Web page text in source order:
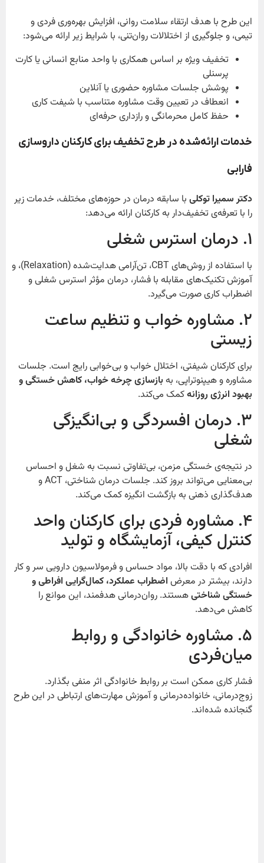
این طرح با هدف ارتقاء سلامت روانی، افزایش بهره‌وری فردی و
تیمی، و جلوگیری از اختلالات روان‌تنی، با شرایط زیر ارائه می‌شود:
تخفیف ویژه بر اساس همکاری با واحد منابع انسانی یا کارت
پرسنلی
پوشش جلسات مشاوره حضوری یا آنلاین
انعطاف در تعیین وقت مشاوره متناسب با شیفت کاری
حفظ کامل محرمانگی و رازداری حرفه‌ای
خدمات ارائه‌شده در طرح تخفیف برای کارکنان داروسازی
فارابی
دکتر سمیرا توکلیبا سابقه درمان در حوزه‌های مختلف، خدمات زیر
را با تعرفه‌ی تخفیف‌دار به کارکنان ارائه می‌دهد:
با استفاده از روش‌های CBT، تن‌آرامی هدایت‌شده (Relaxation)، و
آموزش تکنیک‌های مقابله با فشار، درمان مؤثر استرس شغلی و
اضطراب کاری صورت می‌گیرد.
۲. مشاوره خواب و تنظیم ساعت
زیستی
برای کارکنان شیفتی، اختلال خواب و بی‌خوابی رایج است. جلسات
مشاوره و هیپنوتراپی، به بازسازی چرخه خواب، کاهش خستگی و
بهبود انرژی روزانهکمک می‌کند.
۳. درمان افسردگی و بی‌انگیزگی
شغلی
در نتیجه‌ی خستگی مزمن، بی‌تفاوتی نسبت به شغل و احساس
بی‌معنایی می‌تواند بروز کند. جلسات درمان شناختی، ACT و
هدف‌گذاری ذهنی به بازگشت انگیزه کمک می‌کند.
۴. مشاوره فردی برای کارکنان واحد
کنترل کیفی، آزمایشگاه و تولید
افرادی که با دقت بالا، مواد حساس و فرمولاسیون دارویی سر و کار
دارند، بیشتر در معرضاضطراب عملکرد، کمال‌گرایی افراطی و
خستگی شناختیهستند. روان‌درمانی هدفمند، این موانع را
کاهش می‌دهد.
۵. مشاوره خانوادگی و روابط
میان‌فردی
فشار کاری ممکن است بر روابط خانوادگی اثر منفی بگذارد.
زوج‌درمانی، خانواده‌درمانی و آموزش مهارت‌های ارتباطی در این طرح
گنجانده شده‌اند.